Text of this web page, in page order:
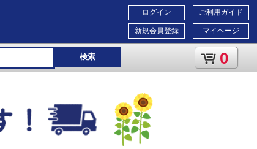
ご利用ガイド
マイページ
ログイン
新規会員登録
検索 0